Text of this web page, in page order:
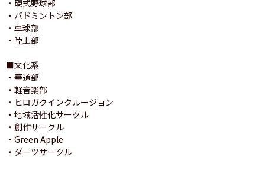
・硬式野球部
・バドミントン部
・卓球部
・陸上部
■文化系
・華道部
・軽音楽部
・ヒロガクインクルージョン
・地域活性化サークル
・創作サークル
・Green Apple
・ダーツサークル